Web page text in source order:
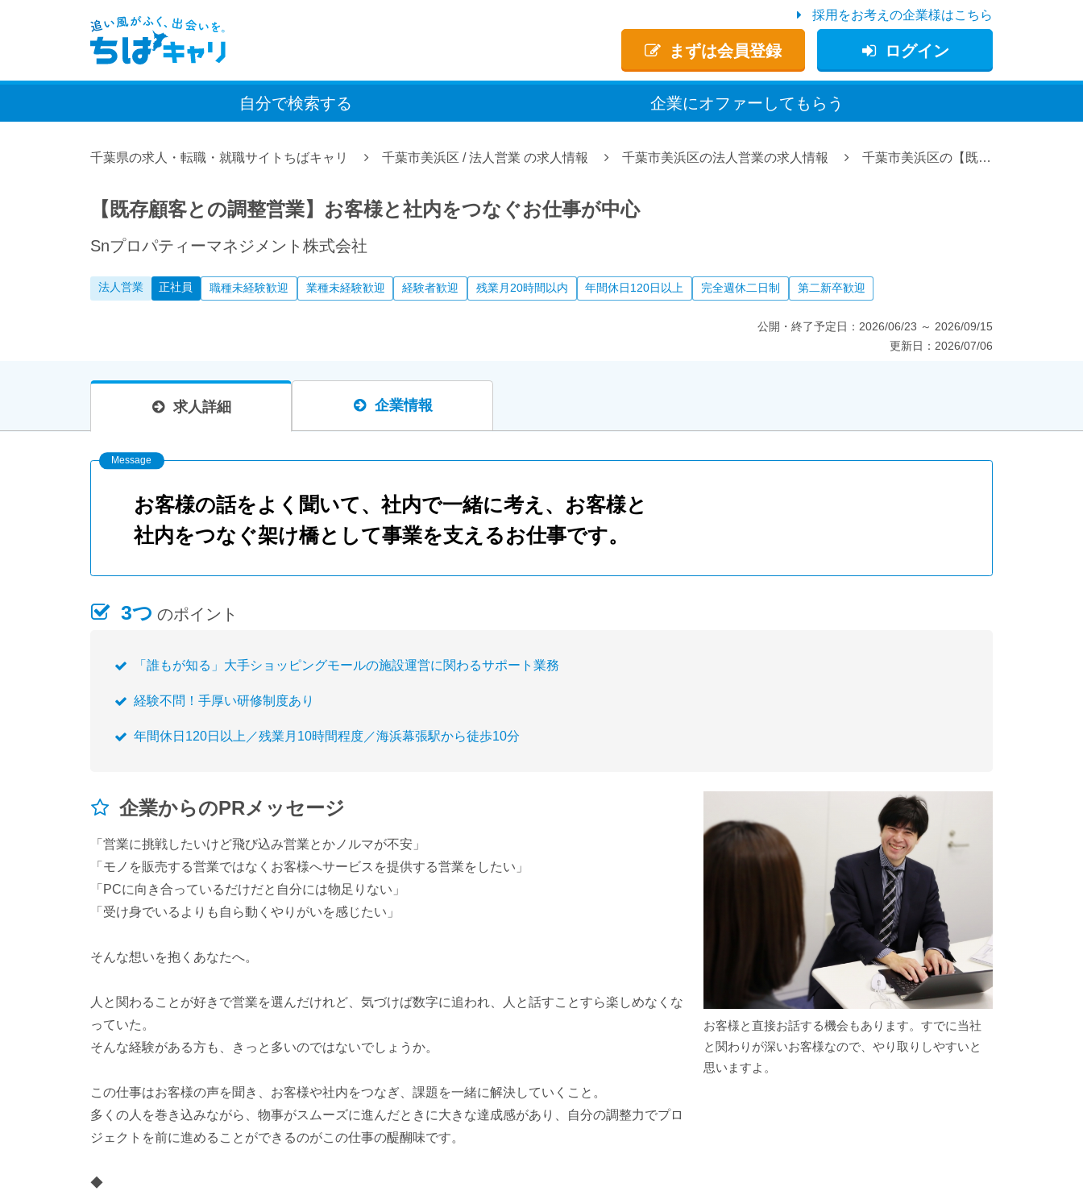
まずは会員登録 ログイン
採用をお考えの企業様はこちら
自分で検索する 企業にオファー してもらう
千葉県の求人・転職・就職サイトちばキャリ 千葉市美浜区 /法人営業 の求人情報 千葉市美浜区の法人営業の求人情報 千葉市美浜区の【既存顧客との調整営業】お客様と社内をつなぐお仕事が中心、Snプロパティーマネジメント株式会社の求人情報
【既存顧客との調整営業】お客様と社内をつなぐお仕事が中心
Snプロパティーマネジメント株式会社
法人営業 正社員 職種未経験歓迎 業種未経験歓迎 経験者歓迎 残業月20時間以内 年間休日120日以上 完全週休二日制 第二新卒歓迎
公開・終了予定日： 2026/06/23 ～ 2026/09/15
更新日： 2026/07/06
求人詳細 企業情報
お客様の話をよく聞いて、社内で一緒に考え、お客様と
社内をつなぐ架け橋として事業を支えるお仕事です。
3つ のポイント
「誰もが知る」大手ショッピングモールの施設運営に関わるサポート業務
経験不問！手厚い研修制度あり
年間休日120日以上／残業月10時間程度／海浜幕張駅から徒歩10分
企業からのPRメッセージ
「営業に挑戦したいけど飛び込み営業とかノルマが不安」
「モノを販売する営業ではなくお客様へサービスを提供する営業をしたい」
「PCに向き合っているだけだと自分には物足りない」
「受け身でいるよりも自ら動くやりがいを感じたい」
そんな想いを抱くあなたへ。
人と関わることが好きで営業を選んだけれど、気づけば数字に追われ、人と話すことすら楽しめなくな
っていた。
そんな経験がある方も、きっと多いのではないでしょうか。
この仕事はお客様の声を聞き、お客様や社内をつなぎ、課題を一緒に解決していくこと。
多くの人を巻き込みながら、物事がスムーズに進んだときに大きな達成感があり、自分の調整力でプロ
ジェクトを前に進めることができるのがこの仕事の醍醐味です。
◆
お客様と直接お話する機会もあります。すでに当社
と関わりが深いお客様なので、やり取りしやすいと
思いますよ。